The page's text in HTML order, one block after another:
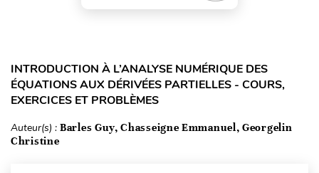
INTRODUCTION À L’ANALYSE NUMÉRIQUE DES
ÉQUATIONS AUX DÉRIVÉES PARTIELLES - COURS,
EXERCICES ET PROBLÈMES
Auteur(s) : Barles Guy, Chasseigne Emmanuel, Georgelin
Christine